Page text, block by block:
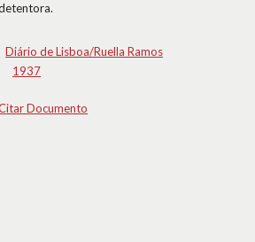
Diário de Lisboa/Ruella Ramos
1937
Documento